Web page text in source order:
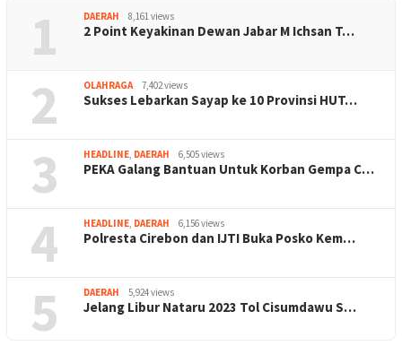
1 DAERAH 8,161 views
2 Point Keyakinan Dewan Jabar M Ichsan T…
2 OLAHRAGA 7,402 views
Sukses Lebarkan Sayap ke 10 Provinsi HUT…
3 HEADLINE, DAERAH 6,505 views
PEKA Galang Bantuan Untuk Korban Gempa C…
4 HEADLINE, DAERAH 6,156 views
Polresta Cirebon dan IJTI Buka Posko Kem…
5 DAERAH 5,924 views
Jelang Libur Nataru 2023 Tol Cisumdawu S…